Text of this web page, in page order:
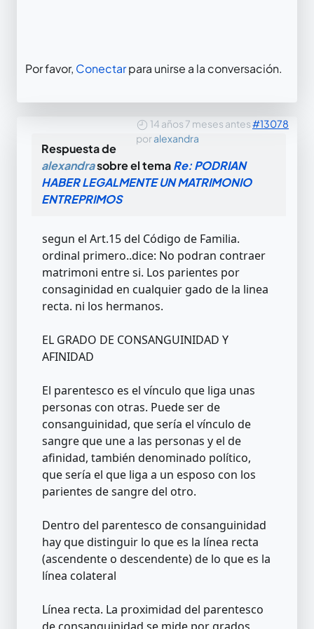
Por favor, Conectarpara unirse a la conversación.
14 años 7 meses antes#13078
poralexandra
Respuesta de
alexandrasobre el temaRe: PODRIAN
HABER LEGALMENTE UN MATRIMONIO
ENTREPRIMOS
segun el Art.15 del Código de Familia.
ordinal primero..dice: No podran contraer
matrimoni entre si. Los parientes por
consaginidad en cualquier gado de la linea
recta. ni los hermanos.
EL GRADO DE CONSANGUINIDAD Y
AFINIDAD
El parentesco es el vínculo que liga unas
personas con otras. Puede ser de
consanguinidad, que sería el vínculo de
sangre que une a las personas y el de
afinidad, también denominado político,
que sería el que liga a un esposo con los
parientes de sangre del otro.
Dentro del parentesco de consanguinidad
hay que distinguir lo que es la línea recta
(ascendente o descendente) de lo que es la
línea colateral
Línea recta. La proximidad del parentesco